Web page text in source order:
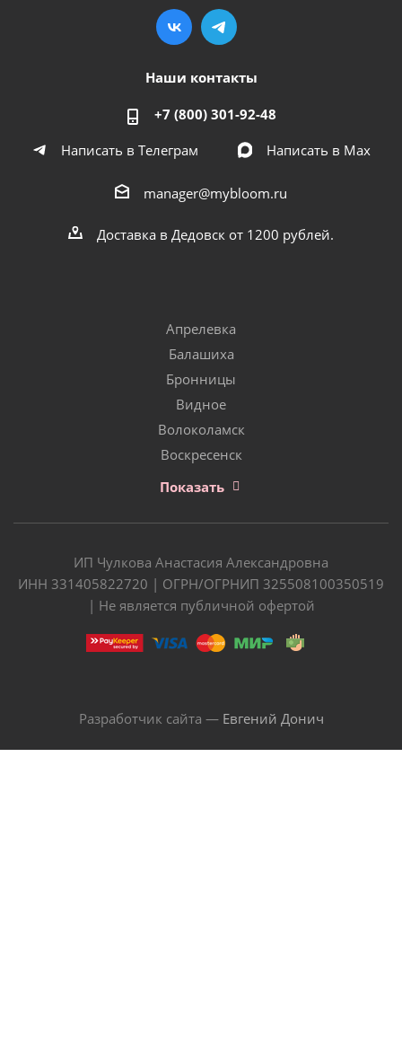
Наши контакты
+7 (800) 301-92-48
Написать в Телеграм
Написать в Мах
manager@mybloom.ru
Доставка в Дедовск от 1200 рублей.
Апрелевка
Балашиха
Бронницы
Видное
Волоколамск
Воскресенск
Показать
ИП Чулкова Анастасия Александровна
ИНН 331405822720 | ОГРН/ОГРНИП 325508100350519
| Не является публичной офертой
Разработчик сайта — Евгений Донич